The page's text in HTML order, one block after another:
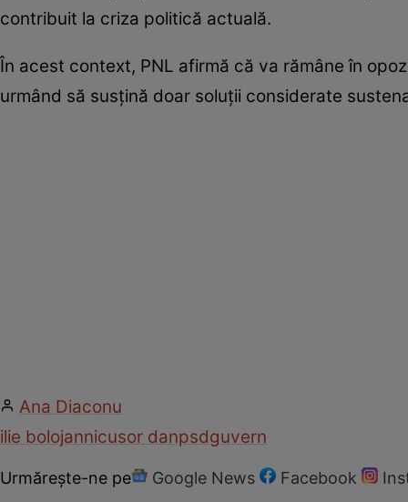
contribuit la criza politică actuală.
În acest context, PNL afirmă că va rămâne în
urmând să susțină doar soluții considerate
Ana Diaconu
ilie bolojannicusor danpsdguvern
Urmărește-ne pe Google News Facebook